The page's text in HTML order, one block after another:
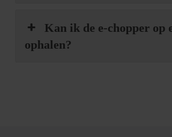
Kan ik de e-chopper op
ophalen?